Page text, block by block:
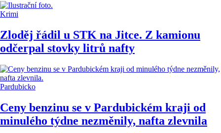
Krimi
Zloděj řádil u STK na Jitce. Z kamionu
odčerpal stovky litrů nafty
Pardubicko
Ceny benzinu se v Pardubickém kraji od
minulého týdne nezměnily, nafta zlevnila